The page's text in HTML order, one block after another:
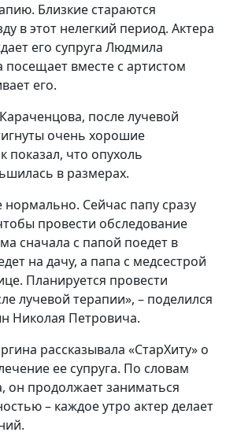
Близкие стараются
в этот нелегкий период. Актера
его супруга Людмила
вместе с артистом
его.
после лучевой
очень хорошие
показал, что опухоль
в размерах.
нормально. Сейчас папу сразу
провести обследование
сначала с папой поедет в
на дачу, а папа с медсестрой
Планируется провести
лучевой терапии», – поделился
Николая Петровича.
рассказывала «СтарХиту» о
ее супруга. По словам
он продолжает заниматься
– каждое утро актер делает